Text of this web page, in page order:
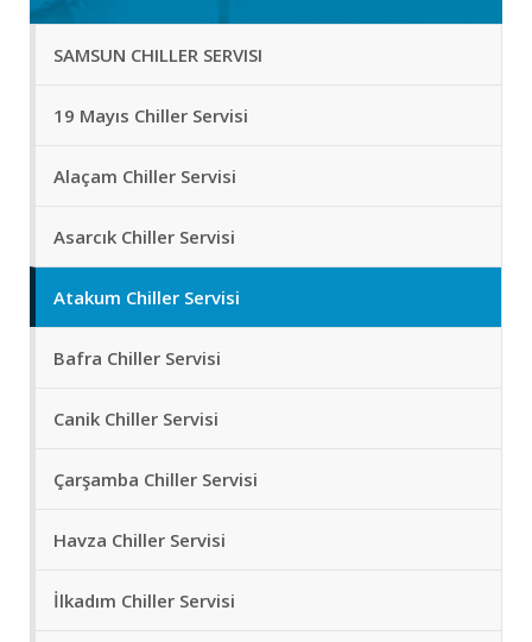
SAMSUN CHILLER SERVISI
19 Mayıs Chiller Servisi
Alaçam Chiller Servisi
Asarcık Chiller Servisi
Atakum Chiller Servisi
Bafra Chiller Servisi
Canik Chiller Servisi
Çarşamba Chiller Servisi
Havza Chiller Servisi
İlkadım Chiller Servisi